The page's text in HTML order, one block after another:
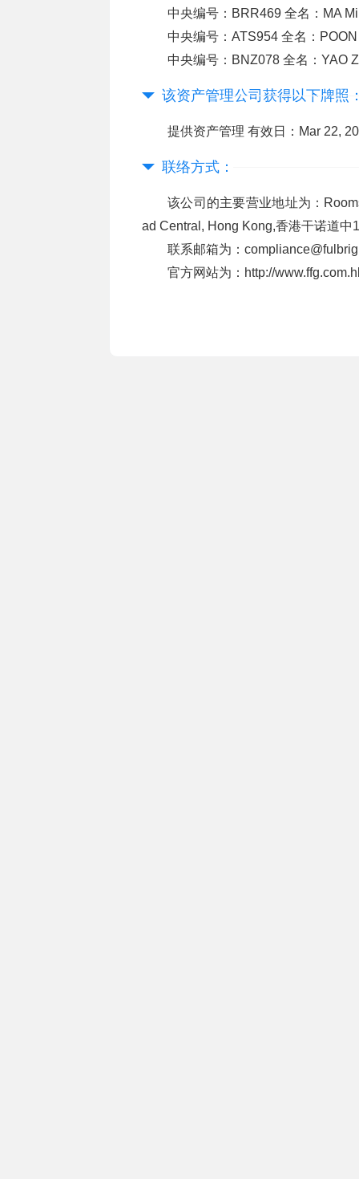
中央编号：BRR469 全名：MA
中央编号：ATS954 全名：
中央编号：BNZ078 全名：YAO
该资产管理公司获得以下牌照
提供资产管理 有效日：Mar 22,
联络方式：
该公司的主要营业地址为：
ad Central, Hong Kong,香港干诺道
联系邮箱为：
官方网站为：http://